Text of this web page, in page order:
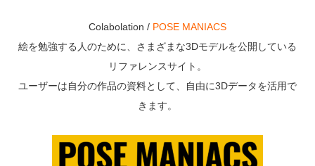
Colabolation / POSE MANIACS
絵を勉強する人のために、さまざまな3Dモデルを公開している
リファレンスサイト。
ユーザーは自分の作品の資料として、自由に3Dデータを活用で
きます。